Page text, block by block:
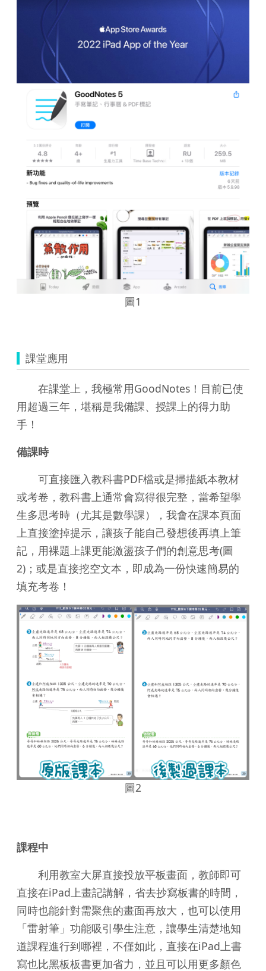
圖1
課堂應用
在課堂上，我極常用GoodNotes！目前已使
用超過三年，堪稱是我備課、授課上的得力助
手！
備課時
可直接匯入教科書PDF檔或是掃描紙本教材
或考卷，教科書上通常會寫得很完整，當希望學
生多思考時（尤其是數學課），我會在課本頁面
上直接塗掉提示，讓孩子能自己發想後再填上筆
記，用裸題上課更能激盪孩子們的創意思考(圖
2)；或是直接挖空文本，即成為一份快速簡易的
填充考卷！
圖2
課程中
利用教室大屏直接投放平板畫面，教師即可
直接在iPad上畫記講解，省去抄寫板書的時間，
同時也能針對需聚焦的畫面再放大，也可以使用
「雷射筆」功能吸引學生注意，讓學生清楚地知
道課程進行到哪裡，不僅如此，直接在iPad上書
寫也比黑板板書更加省力，並且可以用更多顏色